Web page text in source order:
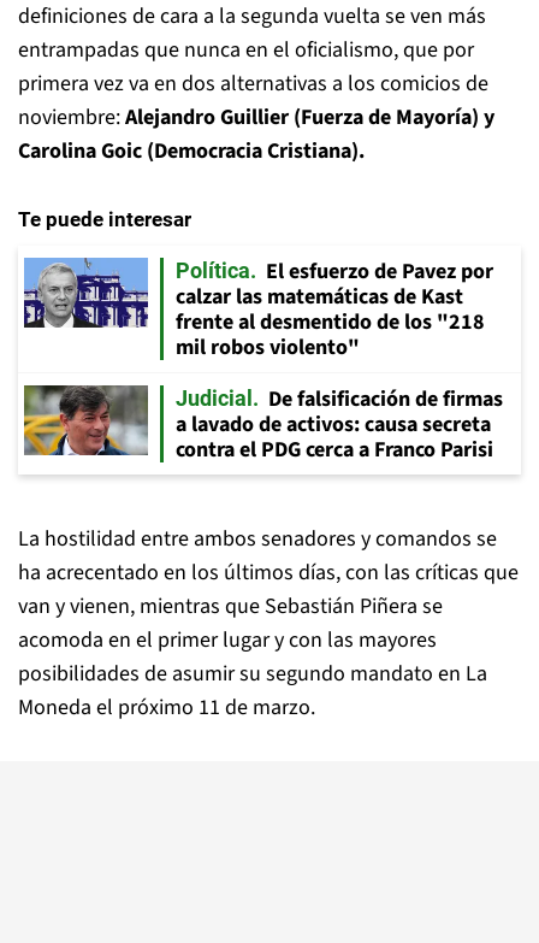
definiciones de cara a la segunda vuelta se ven más
entrampadas que nunca en el oficialismo, que por
primera vez va en dos alternativas a los comicios de
noviembre:Alejandro Guillier (Fuerza de Mayoría) y
Carolina Goic (Democracia Cristiana).
Te puede interesar
Política
El esfuerzo de Pavez por
calzar las matemáticas de Kast
frente al desmentido de los "218
mil robos violento"
Judicial
De falsificación de firmas
a lavado de activos: causa secreta
contra el PDG cerca a Franco Parisi
La hostilidad entre ambos senadores y comandos se
ha acrecentado en los últimos días, con las críticas que
van y vienen, mientras que Sebastián Piñera se
acomoda en el primer lugar y con las mayores
posibilidades de asumir su segundo mandato en La
Moneda el próximo 11 de marzo.